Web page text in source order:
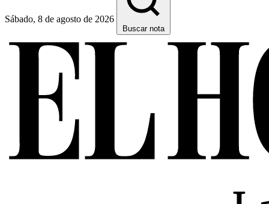
Sábado, 8 de agosto de 2026
Buscar nota